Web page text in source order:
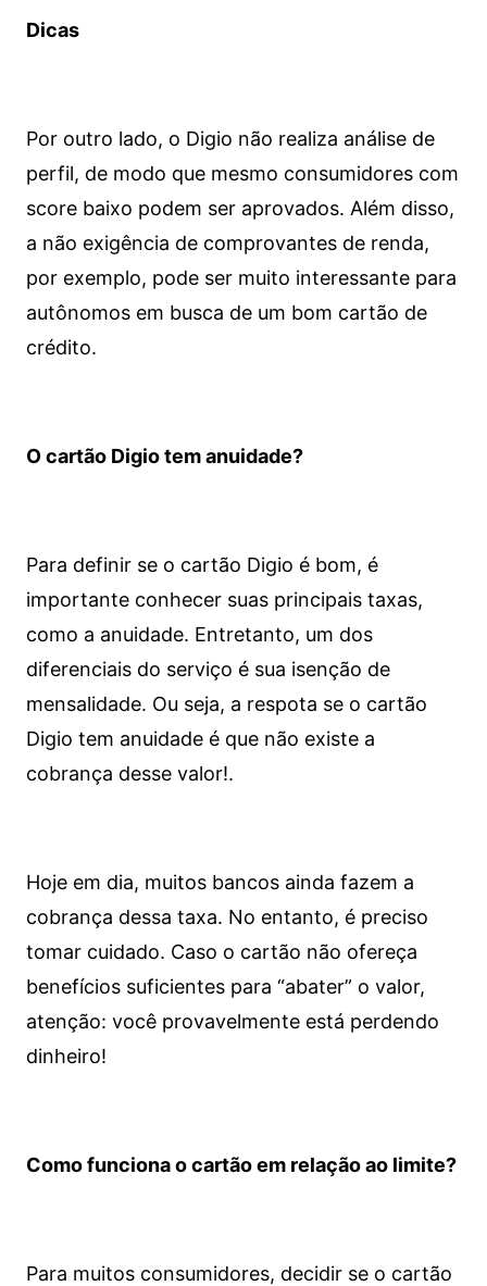
Dicas
Por outro lado, o Digio não realiza análise de
perfil, de modo que mesmo consumidores com
score baixo podem ser aprovados. Além disso,
a não exigência de comprovantes de renda,
por exemplo, pode ser muito interessante para
autônomos em busca de um bom cartão de
crédito.
O cartão Digio tem anuidade?
Para definir se o cartão Digio é bom, é
importante conhecer suas principais taxas,
como a anuidade. Entretanto, um dos
diferenciais do serviço é sua isenção de
mensalidade. Ou seja, a respota se o cartão
Digio tem anuidade é que não existe a
cobrança desse valor!.
Hoje em dia, muitos bancos ainda fazem a
cobrança dessa taxa. No entanto, é preciso
tomar cuidado. Caso o cartão não ofereça
benefícios suficientes para “abater” o valor,
atenção: você provavelmente está perdendo
dinheiro!
Como funciona o cartão em relação ao limite?
Para muitos consumidores, decidir se o cartão